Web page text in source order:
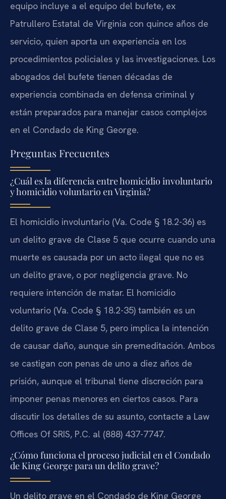
equipo incluye a el equipo del bufete, ex
Patrullero Estatal de Virginia con quince años de
servicio, quien aporta un experiencia en los
procedimientos policiales y las investigaciones. Los
abogados del bufete tienen décadas de
experiencia combinada en defensa criminal y
están preparados para manejar casos complejos
en el Condado de King George.
Preguntas Frecuentes
¿Cuál es la diferencia entre homicidio involuntario
y homicidio voluntario en Virginia?
El homicidio involuntario (Va. Code § 18.2-36) es
un delito grave de Clase 5 que ocurre cuando una
muerte es causada por un acto ilegal que no es
un delito grave, o por negligencia grave. No
requiere intención de matar. El homicidio
voluntario (Va. Code § 18.2-35) también es un
delito grave de Clase 5, pero implica la intención
de causar daño, aunque sin premeditación. Ambos
se castigan con penas de uno a diez años de
prisión, aunque el tribunal tiene discreción para
imponer penas menores en ciertos casos. Para
discutir los detalles de su asunto, contacte a Law
Offices Of SRIS, P.C. al (888) 437-7747.
¿Cómo funciona el proceso judicial en el Condado
de King George para un delito grave?
Un delito grave en el Condado de King George